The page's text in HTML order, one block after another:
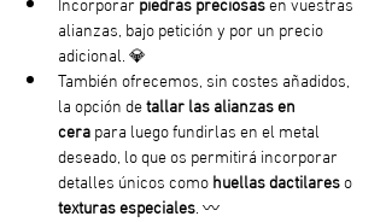
alianzas, bajo petición y por un precio
adicional. 💎
También ofrecemos, sin costes añadidos,
la opción de tallar las alianzas en
cera para luego fundirlas en el metal
deseado, lo que os permitirá incorporar
detalles únicos como huellas dactilares o
texturas especiales. 〰️